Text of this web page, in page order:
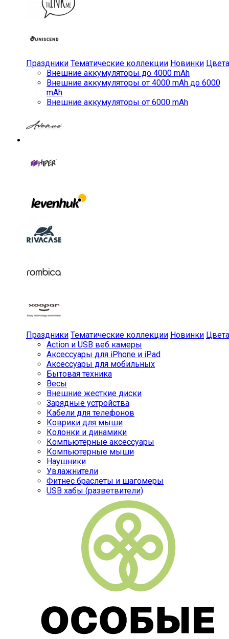
Праздники Тематические коллекции Новинки Цвета
Внешние аккумуляторы до 4000 mAh
Внешние аккумуляторы от 4000 mAh до 6000
mAh
Внешние аккумуляторы от 6000 mAh
Праздники Тематические коллекции Новинки Цвета
Action и USB веб камеры
Аксессуары для iPhone и iPad
Аксессуары для мобильных
Бытовая техника
Весы
Внешние жесткие диски
Зарядные устройства
Кабели для телефонов
Коврики для мыши
Колонки и динамики
Компьютерные аксессуары
Компьютерные мыши
Наушники
Увлажнители
Фитнес браслеты и шагомеры
USB хабы (разветвители)